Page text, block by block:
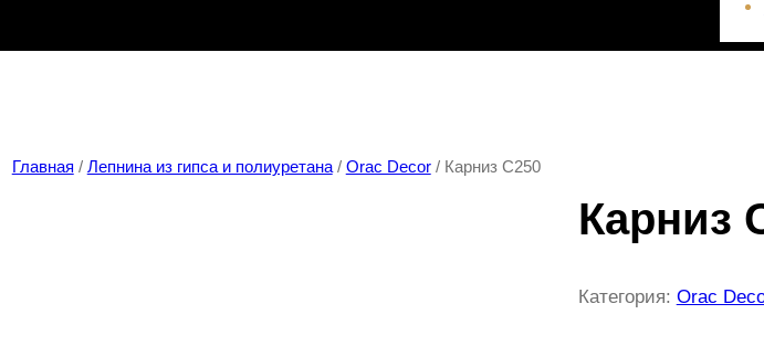
Главная / Лепнина из гипса и полиуретана/ Orac Decor/ Карниз C250
Карниз
Категория: Orac